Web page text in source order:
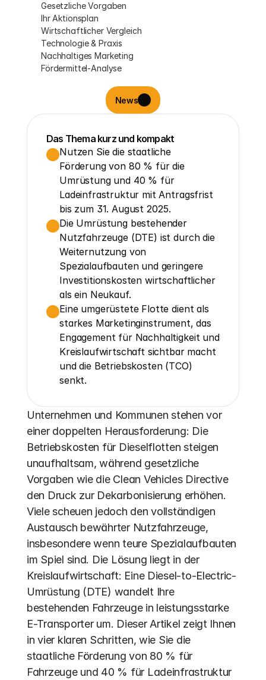
Gesetzliche Vorgaben
Ihr Aktionsplan
Wirtschaftlicher Vergleich
Technologie & Praxis
Nachhaltiges Marketing
Fördermittel-Analyse
News
Das Thema kurz und kompakt
Nutzen Sie die staatliche
Förderung von 80 % für die
Umrüstung und 40 % für
Ladeinfrastruktur mit Antragsfrist
bis zum 31. August 2025.
Die Umrüstung bestehender
Nutzfahrzeuge (DTE) ist durch die
Weiternutzung von
Spezialaufbauten und geringere
Investitionskosten wirtschaftlicher
als ein Neukauf.
Eine umgerüstete Flotte dient als
starkes Marketinginstrument, das
Engagement für Nachhaltigkeit und
Kreislaufwirtschaft sichtbar macht
und die Betriebskosten (TCO)
senkt.
Unternehmen und Kommunen stehen vor
einer doppelten Herausforderung: Die
Betriebskosten für Dieselflotten steigen
unaufhaltsam, während gesetzliche
Vorgaben wie die Clean Vehicles Directive
den Druck zur Dekarbonisierung erhöhen.
Viele scheuen jedoch den vollständigen
Austausch bewährter Nutzfahrzeuge,
insbesondere wenn teure Spezialaufbauten
im Spiel sind. Die Lösung liegt in der
Kreislaufwirtschaft: Eine Diesel-to-Electric-
Umrüstung (DTE) wandelt Ihre
bestehenden Fahrzeuge in leistungsstarke
E-Transporter um. Dieser Artikel zeigt Ihnen
in vier klaren Schritten, wie Sie die
staatliche Förderung von 80 % für
Fahrzeuge und 40 % für Ladeinfrastruktur